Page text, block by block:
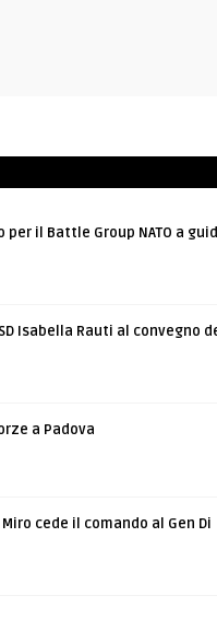
per il Battle Group NATO a
Isabella Rauti al convegno
a Padova
cede il comando al Gen Di